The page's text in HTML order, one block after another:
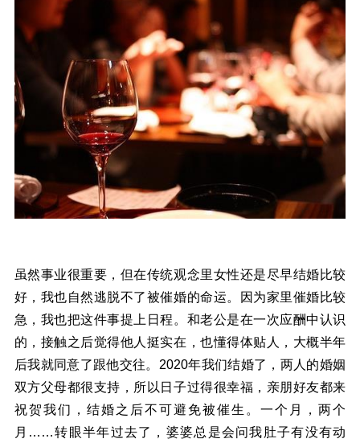
虽然事业很重要，但在传统观念里女性还是尽早结婚比较
好，我也自然逃脱不了被催婚的命运。因为家里催婚比较
急，我也把这件事提上日程。和老公是在一次应酬中认识
的，接触之后觉得他人挺实在，也懂得体贴人，大概半年
后我就同意了跟他交往。2020年我们结婚了，两人的婚姻
双方父母都很支持，所以日子过得很幸福，亲朋好友都来
祝贺我们，结婚之后不可避免被催生。一个月，两个
月……转眼半年过去了，婆婆总是会问我肚子有没有动